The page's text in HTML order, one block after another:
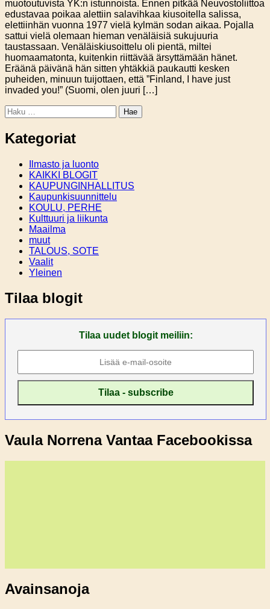
muotoutuvista YK:n istunnoista. Ennen pitkää Neuvostoliittoa
edustavaa poikaa alettiin salavihkaa kiusoitella salissa,
elettiinhän vuonna 1977 vielä kylmän sodan aikaa. Pojalla
sattui vielä olemaan hieman venäläisiä sukujuuria
taustassaan. Venäläiskiusoittelu oli pientä, miltei
huomaamatonta, kuitenkin riittävää ärsyttämään hänet.
Eräänä päivänä hän sitten yhtäkkiä paukautti kesken
puheiden, minuun tuijottaen, että ”Finland, I have just
invaded you!” (Suomi, olen juuri […]
Haku:
Kategoriat
Ilmasto ja luonto
KAIKKI BLOGIT
KAUPUNGINHALLITUS
Kaupunkisuunnittelu
KOULU, PERHE
Kulttuuri ja liikunta
Maailma
muut
TALOUS, SOTE
Vaalit
Yleinen
Tilaa blogit
Tilaa uudet blogit meiliin:
Vaula Norrena Vantaa Facebookissa
Avainsanoja